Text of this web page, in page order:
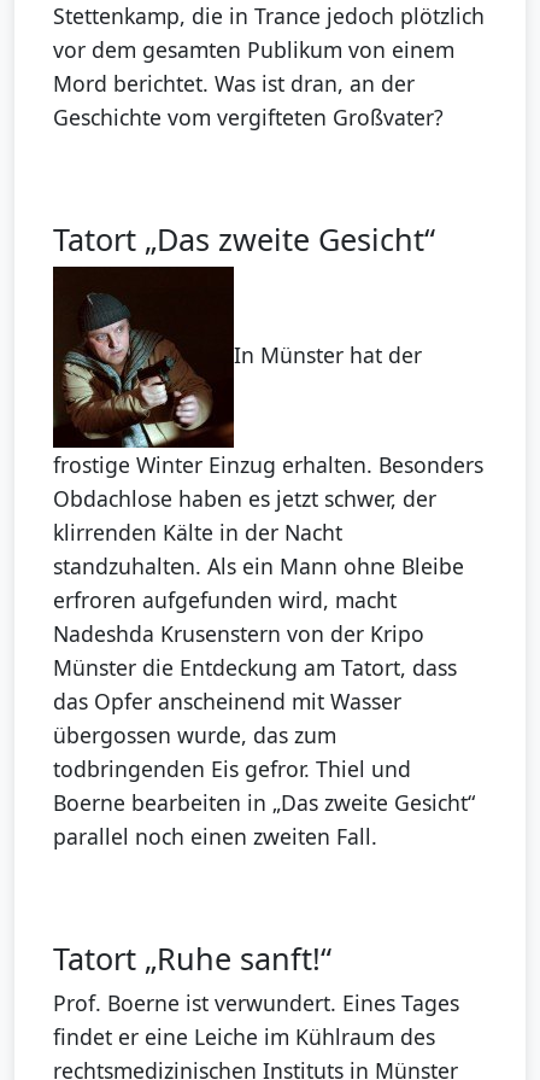
Stettenkamp, die in Trance jedoch plötzlich
vor dem gesamten Publikum von einem
Mord berichtet. Was ist dran, an der
Geschichte vom vergifteten Großvater?
Tatort „Das zweite Gesicht“
In Münster hat der
frostige Winter Einzug erhalten. Besonders
Obdachlose haben es jetzt schwer, der
klirrenden Kälte in der Nacht
standzuhalten. Als ein Mann ohne Bleibe
erfroren aufgefunden wird, macht
Nadeshda Krusenstern von der Kripo
Münster die Entdeckung am Tatort, dass
das Opfer anscheinend mit Wasser
übergossen wurde, das zum
todbringenden Eis gefror. Thiel und
Boerne bearbeiten in „Das zweite Gesicht“
parallel noch einen zweiten Fall.
Tatort „Ruhe sanft!“
Prof. Boerne ist verwundert. Eines Tages
findet er eine Leiche im Kühlraum des
rechtsmedizinischen Instituts in Münster